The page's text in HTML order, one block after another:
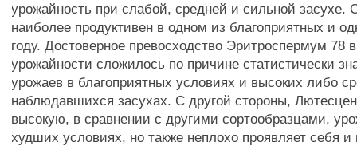
урожайность при слабой, средней и сильной засухе.
наиболее продуктивен в одном из благоприятных и
году. Достоверное превосходство Эритроспермум 78
урожайности сложилось по причине статистически
урожаев в благоприятных условиях и высоких либо
наблюдавшихся засухах. С другой стороны,
высокую, в сравнении с другими сортообразцами,
худших условиях, но также неплохо проявляет себя